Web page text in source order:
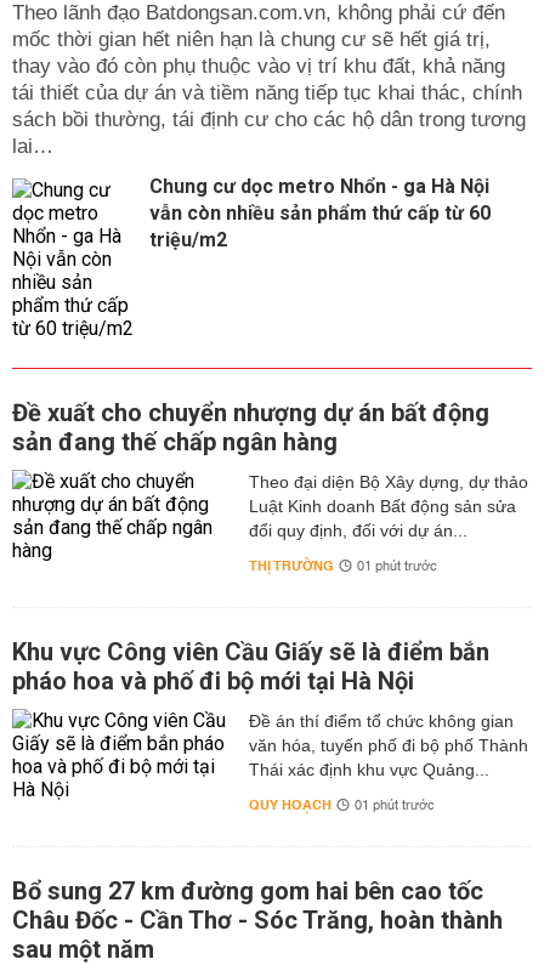
Theo lãnh đạo Batdongsan.com.vn, không phải cứ đến
mốc thời gian hết niên hạn là chung cư sẽ hết giá trị,
thay vào đó còn phụ thuộc vào vị trí khu đất, khả năng
tái thiết của dự án và tiềm năng tiếp tục khai thác, chính
sách bồi thường, tái định cư cho các hộ dân trong tương
lai…
Chung cư dọc metro Nhổn - ga Hà Nội
vẫn còn nhiều sản phẩm thứ cấp từ 60
triệu/m2
Đề xuất cho chuyển nhượng dự án bất động
sản đang thế chấp ngân hàng
Theo đại diện Bộ Xây dựng, dự thảo
Luật Kinh doanh Bất động sản sửa
đổi quy định, đối với dự án...
THỊ TRƯỜNG 01 phút trước
Khu vực Công viên Cầu Giấy sẽ là điểm bắn
pháo hoa và phố đi bộ mới tại Hà Nội
Đề án thí điểm tổ chức không gian
văn hóa, tuyến phố đi bộ phố Thành
Thái xác định khu vực Quảng...
QUY HOẠCH 01 phút trước
Bổ sung 27 km đường gom hai bên cao tốc
Châu Đốc - Cần Thơ - Sóc Trăng, hoàn thành
sau một năm